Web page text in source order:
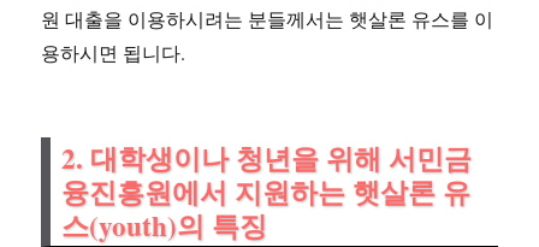
원 대출을 이용하시려는 분들께서는 햇살론 유스를 이
용하시면 됩니다.
2. 대학생이나 청년을 위해 서민금
융진흥원에서 지원하는 햇살론 유
스(youth)의 특징